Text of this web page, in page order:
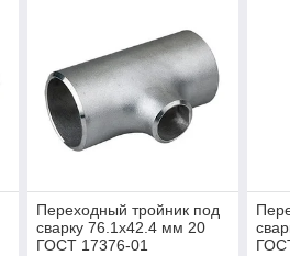
Переходный тройник под
сварку 76.1x42.4 мм 20
ГОСТ 17376-01